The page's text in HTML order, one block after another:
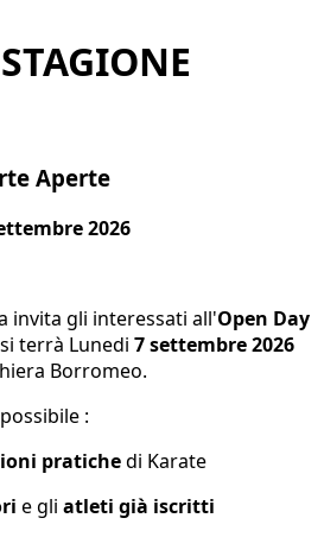
Aperte
2026
invita gli interessati all'Open Day
terrà Lunedi 7 settembre 2026
Borromeo.
:
pratichedi Karate
e gli atleti già iscritti